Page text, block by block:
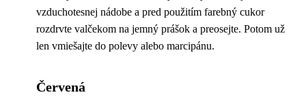
vzduchotesnej nádobe a pred použitím farebný cukor
rozdrvte valčekom na jemný prášok a preosejte. Potom už
len vmiešajte do polevy alebo marcipánu.
Červená